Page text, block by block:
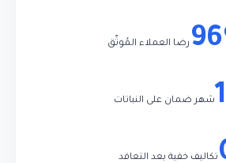
رضا العملاء المُوثّق
شهر ضمان على النباتات
تكاليف خفية بعد التعاقد